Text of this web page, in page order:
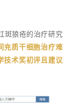
斑狼疮的治疗研究
充质干细胞治疗难
技术奖初评且建议